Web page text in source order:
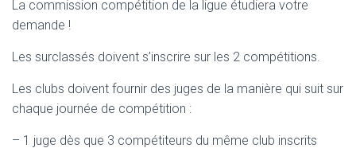
La commission compétition de la ligue étudiera votre
demande !
Les surclassés doivent s’inscrire sur les 2 compétitions.
Les clubs doivent fournir des juges de la manière qui suit sur
chaque journée de compétition :
– 1 juge dès que 3 compétiteurs du même club inscrits